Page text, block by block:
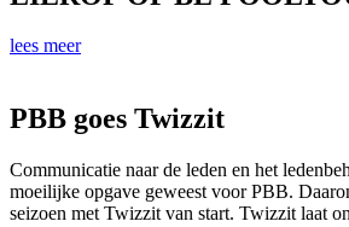
lees meer
PBB goes Twizzit
Communicatie naar de leden en het
moeilijke opgave geweest voor PBB.
seizoen met Twizzit van start. Twizzit laat